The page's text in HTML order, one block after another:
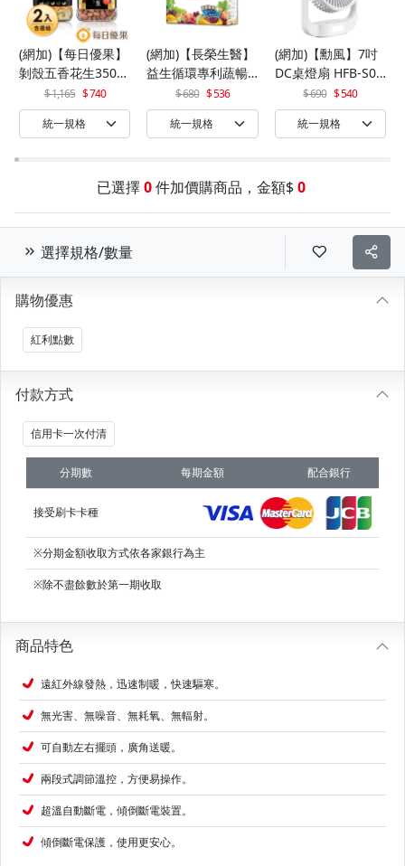
(網加)【每日優果】
剝殼五香花生350G
+罐裝原味烘焙腰果
320G
1,165 740
(網加)【長榮生醫】
益生循環專利蔬暢
配方輕體順暢(30包/
盒)x1
680 536
(網加)【勳風】7吋
DC桌燈扇 HFB-S06
690 540
已選擇 0 件加價購商品，金額$ 0
選擇規格/數量
購物優惠
紅利點數
付款方式
信用卡一次付清
分期數 每期金額 配合銀行
接受刷卡卡種
※分期金額收取方式依各家銀行為主
※除不盡餘數於第一期收取
商品特色
遠紅外線發熱，迅速制暖，快速驅寒。
無光害、無噪音、無耗氧、無輻射。
可自動左右擺頭，廣角送暖。
兩段式調節溫控，方便易操作。
超溫自動斷電，傾倒斷電裝置。
傾倒斷電保護，使用更安心。